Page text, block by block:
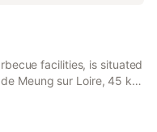
facilities, is situated
Meung sur Loire, 45 km
well as 46 km from